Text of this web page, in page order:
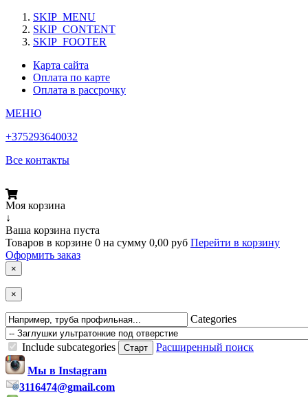
SKIP_MENU
SKIP_CONTENT
SKIP_FOOTER
Карта сайта
Оплата по карте
Оплата в рассрочку
МЕНЮ
+375293640032
Все контакты
Моя корзина
↓
Ваша корзина пуста
Товаров в корзине 0 на сумму 0,00 руб Перейти в корзину
Оформить заказ
×
×
Categories
Include subcategories
Расширенный поиск
Мы в Instagram
3116474@gmail.com